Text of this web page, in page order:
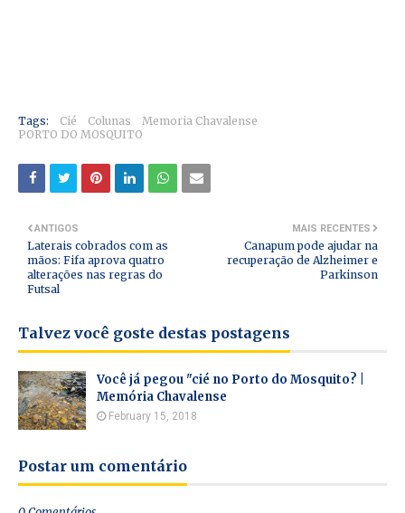
Tags: Cié Colunas
Memoria Chavalense
PORTO DO MOSQUITO
MAIS RECENTES
Canapum pode ajudar na
recuperação de Alzheimer e
Parkinson
ANTIGOS
Laterais cobrados com as
mãos: Fifa aprova quatro
alterações nas regras do
Futsal
Talvez você goste destas postagens
Você já pegou "cié no Porto do Mosquito? |
Memória Chavalense
February 15, 2018
Postar um comentário